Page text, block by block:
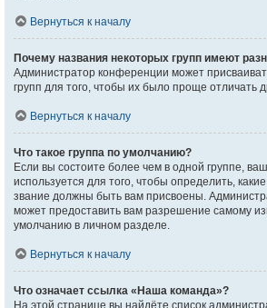
Вернуться к началу
Почему названия некоторых групп имеют
Администратор конференции может
групп для того, чтобы их было проще отличать
Вернуться к началу
Что такое группа по умолчанию?
Если вы состоите более чем в одной группе,
используется для того, чтобы определить,
звание должны быть вам присвоены.
может предоставить вам разрешение самому
умолчанию в личном разделе.
Вернуться к началу
Что означает ссылка «Наша команда»?
На этой странице вы найдёте список